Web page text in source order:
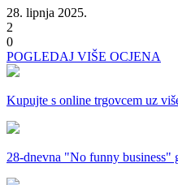
28. lipnja 2025.
2
0
POGLEDAJ VIŠE OCJENA
Kupujte s online trgovcem uz
28-dnevna "No funny business"